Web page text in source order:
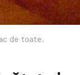
de toate.